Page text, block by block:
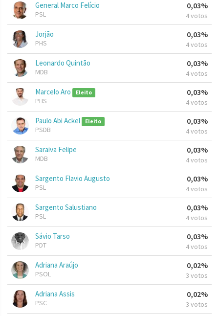
General Marco Felício
PSL
0,03%
4 votos
Jorjão
PHS
0,03%
4 votos
Leonardo Quintão
MDB
0,03%
4 votos
Marcelo Aro Eleito
PHS
0,03%
4 votos
Paulo Abi Ackel Eleito
PSDB
0,03%
4 votos
Saraiva Felipe
MDB
0,03%
4 votos
Sargento Flavio Augusto
PSL
0,03%
4 votos
Sargento Salustiano
PSL
0,03%
4 votos
Sávio Tarso
PDT
0,03%
4 votos
Adriana Araújo
PSOL
0,02%
3 votos
Adriana Assis
PSC
0,02%
3 votos